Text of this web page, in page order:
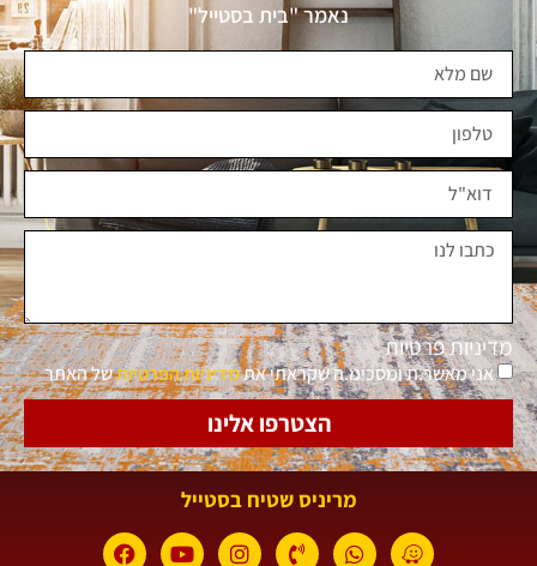
נאמר "בית בסטייל"
מדיניות פרטיות
אני מאשר.ת ומסכימ.ה שקראתי אתמדיניות הפרטיותשל האתר
הצטרפו אלינו
מריניס שטיח בסטייל